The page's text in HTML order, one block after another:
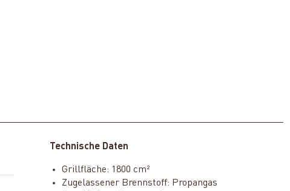
Technische Daten
Grillfläche: 1800 cm²
Zugelassener Brennstoff: Propangas